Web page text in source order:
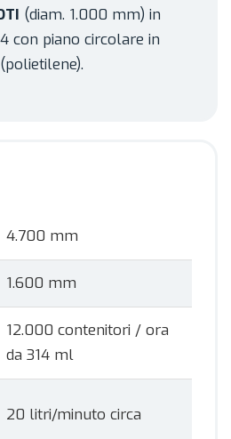
(diam. 1.000 mm) in
con piano circolare in
4.700 mm
1.600 mm
12.000 contenitori / ora
da 314 ml
20 litri/minuto circa